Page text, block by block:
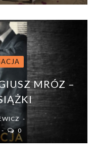
MRÓZ –
0